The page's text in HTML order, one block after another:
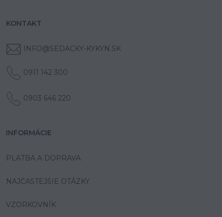
KONTAKT
INFO@SEDACKY-KYKYN.SK
0911 142 300
0903 646 220
INFORMÁCIE
PLATBA A DOPRAVA
NAJČASTEJŠIE OTÁZKY
VZORKOVNÍK